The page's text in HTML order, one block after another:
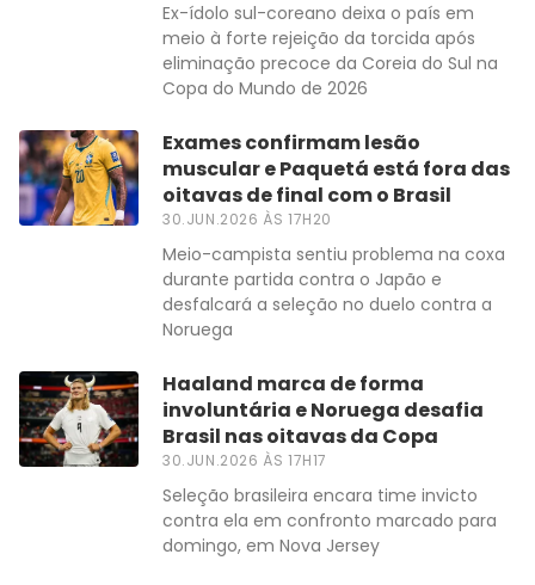
Ex-ídolo sul-coreano deixa o país em
meio à forte rejeição da torcida após
eliminação precoce da Coreia do Sul na
Copa do Mundo de 2026
Exames confirmam lesão
muscular e Paquetá está fora das
oitavas de final com o Brasil
30.JUN.2026 ÀS 17H20
Meio-campista sentiu problema na coxa
durante partida contra o Japão e
desfalcará a seleção no duelo contra a
Noruega
Haaland marca de forma
involuntária e Noruega desafia
Brasil nas oitavas da Copa
30.JUN.2026 ÀS 17H17
Seleção brasileira encara time invicto
contra ela em confronto marcado para
domingo, em Nova Jersey